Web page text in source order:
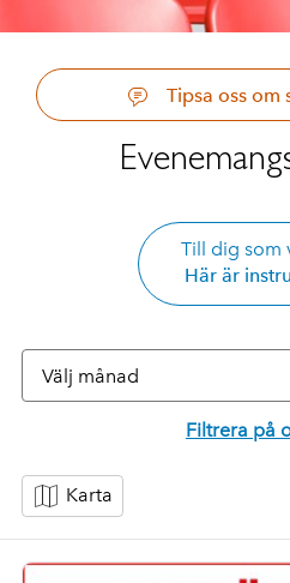
Tipsa oss om
Till dig som
Här är
Välj månad
Filtrera på
Senior
Karta